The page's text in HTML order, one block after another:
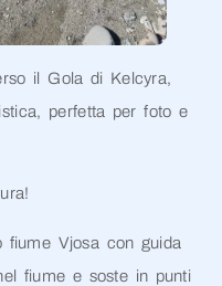
il Gola di Kelcyra,
perfetta per foto e
Vjosa con guida
fiume e soste in punti